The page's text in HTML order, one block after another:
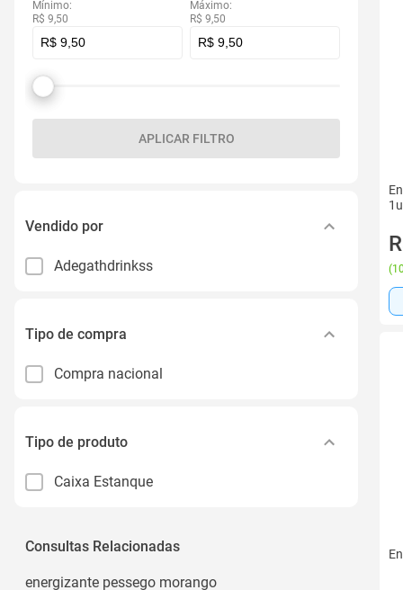
Mínimo:
R$ 9,50
Máximo:
R$ 9,50
APLICAR FILTRO
Vendido por
Adegathdrinkss
Tipo de compra
Compra nacional
Tipo de produto
Caixa Estanque
Consultas Relacionadas
energizante pessego morango
(